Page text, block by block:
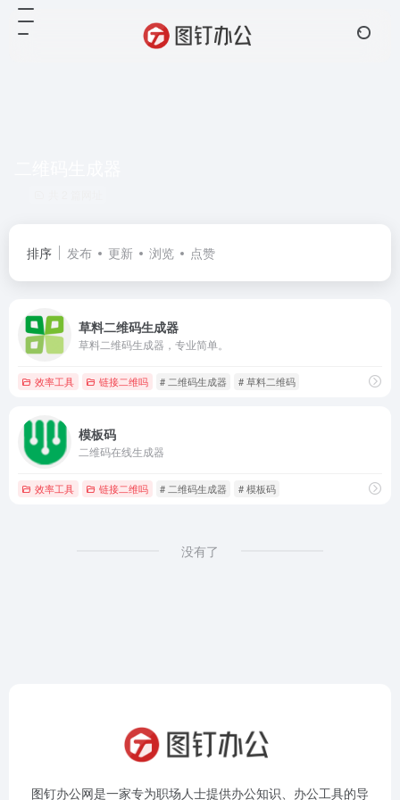
排序 发布 更新 浏览 点赞
草料二维码生成器
草料二维码生成器，专业简单。
效率工具 链接二维吗 # 二维码生成器 # 草料二维码
模板码
二维码在线生成器
效率工具 链接二维吗 # 二维码生成器 # 模板码
没有了
图钉办公网是一家专为职场人士提供办公知识、办公工具的导